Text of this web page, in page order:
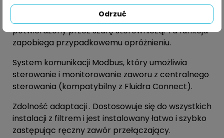
Opróżniony .Dokonuje się tego za pomocą
przycisku, który ustawia zawór i musi zostać
potwierdzony przez szafę sterowniczą. Ta funkcja
zapobiega przypadkowemu opróżnieniu.
System komunikacji Modbus, który umożliwia
sterowanie i monitorowanie zaworu z centralnego
sterowania (kompatybilny z Fluidra Connect).
Zdolność adaptacji . Dostosowuje się do wszystkich
instalacji z filtrem i jest instalowany łatwo i szybko
zastępując ręczny zawór przełączający.
Odrzuć